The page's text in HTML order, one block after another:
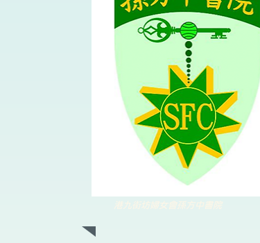
港九街坊婦女會孫方中書院